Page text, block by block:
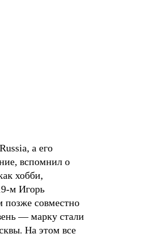
а его
вспомнил о
хобби,
м Игорь
позже совместно
— марку стали
На этом все